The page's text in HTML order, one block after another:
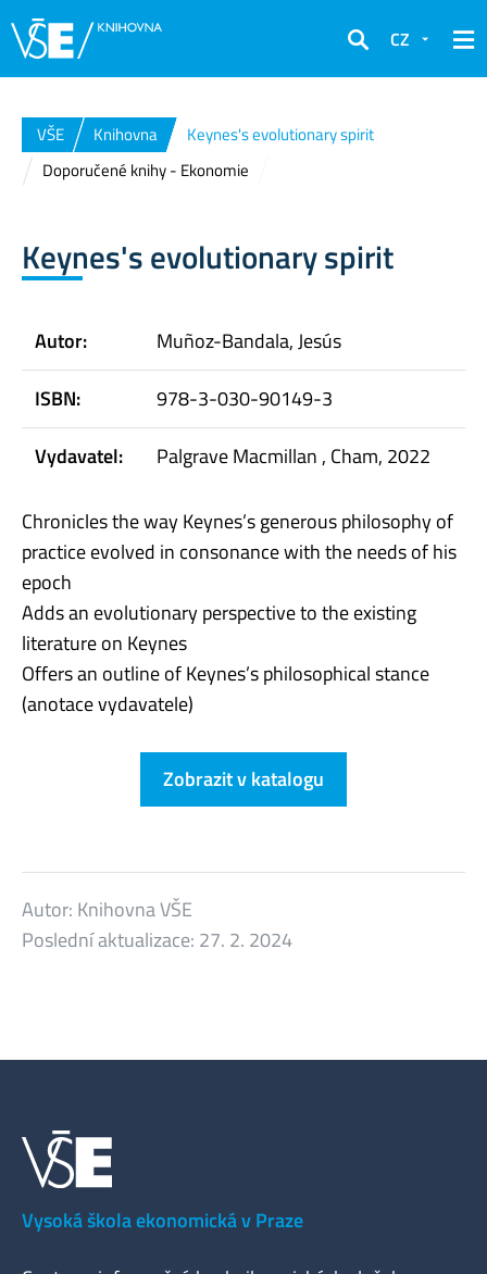
Hledat
CZ
VŠE Knihovna
Keynes's evolutionary spirit
Doporučené knihy - Ekonomie
Keynes's evolutionary spirit
Autor:
Muñoz-Bandala, Jesús
ISBN:
978-3-030-90149-3
Vydavatel:
Palgrave Macmillan , Cham, 2022
Chronicles the way Keynes’s generous philosophy of
practice evolved in consonance with the needs of his
epoch
Adds an evolutionary perspective to the existing
literature on Keynes
Offers an outline of Keynes’s philosophical stance
(anotace vydavatele)
Zobrazit v katalogu
Autor: Knihovna VŠE
Poslední aktualizace: 27. 2. 2024
Vysoká škola ekonomická v Praze